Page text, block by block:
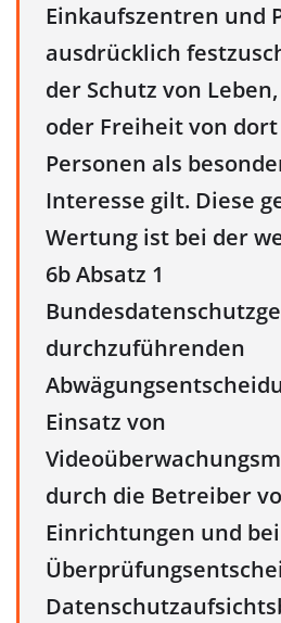
Einkaufszentren und
ausdrücklich
der Schutz von
oder Freiheit von
Personen als
Interesse gilt. Diese
Wertung ist bei der
6b Absatz 1
durchzuführenden
Einsatz von
durch die Betreiber
Einrichtungen und